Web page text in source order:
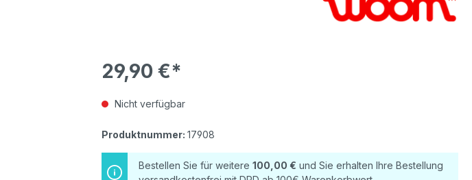
29,90 €*
Nicht verfügbar
Produktnummer: 17908
Bestellen Sie für weitere 100,00 € und Sie erhalten Ihre Bestellung